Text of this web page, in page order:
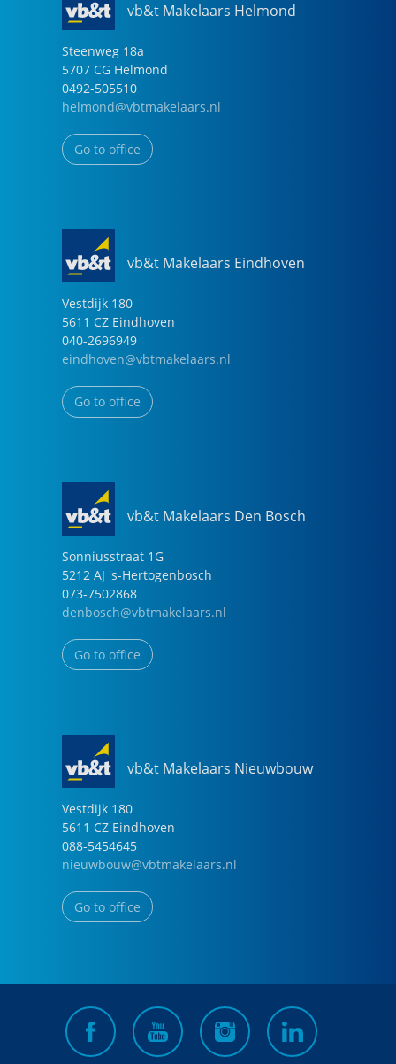
vb&t Makelaars Helmond
Steenweg 18a
5707 CG Helmond
0492-505510
helmond@vbtmakelaars.nl
Go to office
vb&t Makelaars Eindhoven
Vestdijk 180
5611 CZ Eindhoven
040-2696949
eindhoven@vbtmakelaars.nl
Go to office
vb&t Makelaars Den Bosch
Sonniusstraat 1G
5212 AJ 's-Hertogenbosch
073-7502868
denbosch@vbtmakelaars.nl
Go to office
vb&t Makelaars Nieuwbouw
Vestdijk 180
5611 CZ Eindhoven
088-5454645
nieuwbouw@vbtmakelaars.nl
Go to office